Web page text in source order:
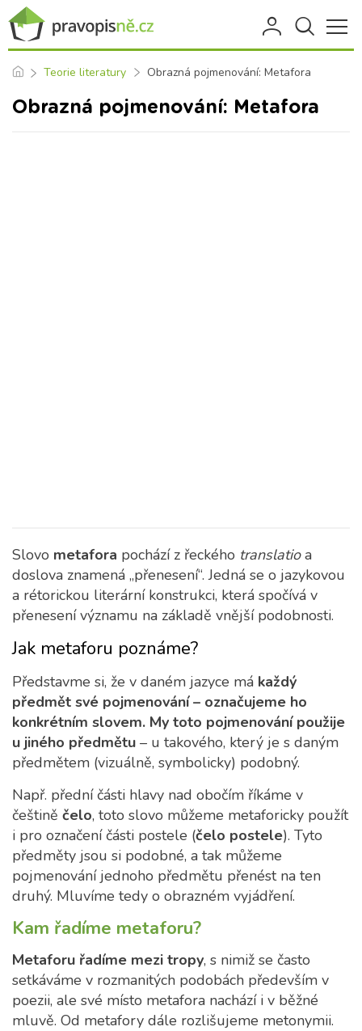
Teorie literatury Obrazná pojmenování: Metafora
Obrazná pojmenování: Metafora
Slovo metafora pochází z řeckého translatioa
doslova znamená „přenesení“. Jedná se o jazykovou
a rétorickou literární konstrukci, která spočívá v
přenesení významu na základě vnější podobnosti.
Jak metaforu poznáme?
Představme si, že v daném jazyce má každý
předmět své pojmenování – označujeme ho
konkrétním slovem. My toto pojmenování použije
u jiného předmětu – u takového, který je s daným
předmětem (vizuálně, symbolicky) podobný.
Např. přední části hlavy nad obočím říkáme v
češtině čelo, toto slovo můžeme metaforicky použít
i pro označení části postele (čelo postele). Tyto
předměty jsou si podobné, a tak můžeme
pojmenování jednoho předmětu přenést na ten
druhý. Mluvíme tedy o obrazném vyjádření.
Kam řadíme metaforu?
Metaforu řadíme mezi tropy, s nimiž se často
setkáváme v rozmanitých podobách především v
poezii, ale své místo metafora nachází i v běžné
mluvě. Od metafory dále rozlišujeme metonymii.